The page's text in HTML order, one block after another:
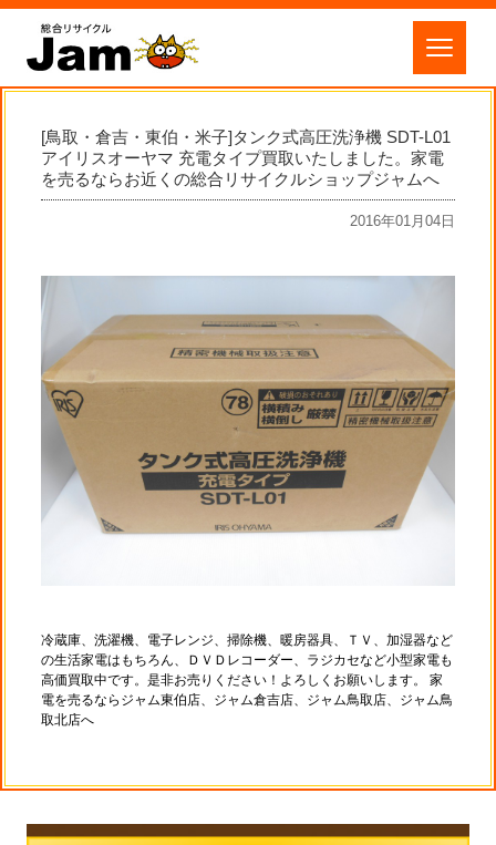
[鳥取・倉吉・東伯・米子]タンク式高圧洗浄機 SDT-L01
アイリスオーヤマ 充電タイプ買取いたしました。家電
を売るならお近くの総合リサイクルショップジャムへ
2016年01月04日
冷蔵庫、洗濯機、電子レンジ、掃除機、暖房器具、ＴＶ、加湿器など
の生活家電はもちろん、ＤＶＤレコーダー、ラジカセなど小型家電も
高価買取中です。是非お売りください！よろしくお願いします。 家
電を売るならジャム東伯店、ジャム倉吉店、ジャム鳥取店、ジャム鳥
取北店へ